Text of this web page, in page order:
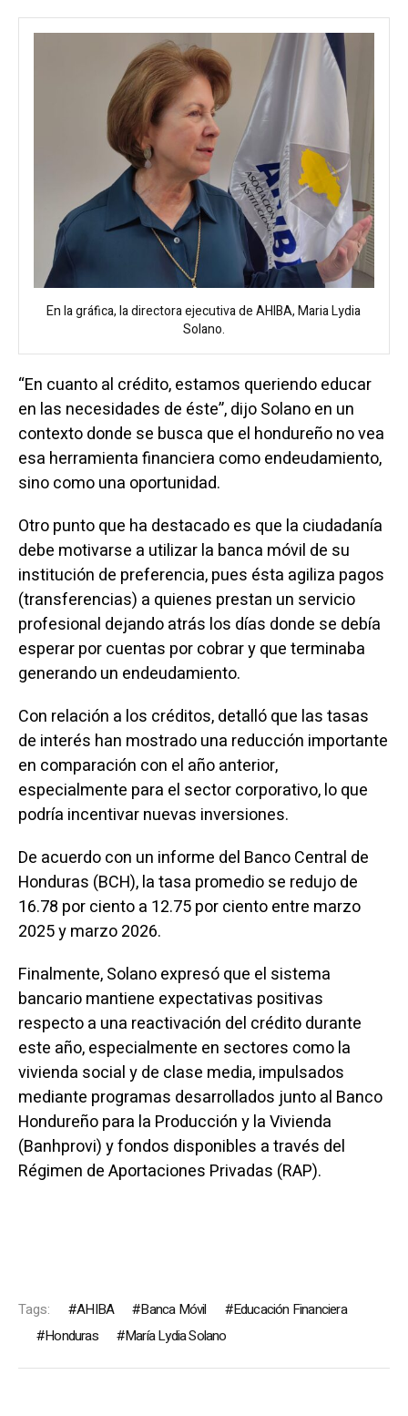
En la gráfica, la directora ejecutiva de AHIBA, Maria Lydia
Solano.
“En cuanto al crédito, estamos queriendo educar
en las necesidades de éste”, dijo Solano en un
contexto donde se busca que el hondureño no vea
esa herramienta financiera como endeudamiento,
sino como una oportunidad.
Otro punto que ha destacado es que la ciudadanía
debe motivarse a utilizar la banca móvil de su
institución de preferencia, pues ésta agiliza pagos
(transferencias) a quienes prestan un servicio
profesional dejando atrás los días donde se debía
esperar por cuentas por cobrar y que terminaba
generando un endeudamiento.
Con relación a los créditos, detalló que las tasas
de interés han mostrado una reducción importante
en comparación con el año anterior,
especialmente para el sector corporativo, lo que
podría incentivar nuevas inversiones.
De acuerdo con un informe del Banco Central de
Honduras (BCH), la tasa promedio se redujo de
16.78 por ciento a 12.75 por ciento entre marzo
2025 y marzo 2026.
Finalmente, Solano expresó que el sistema
bancario mantiene expectativas positivas
respecto a una reactivación del crédito durante
este año, especialmente en sectores como la
vivienda social y de clase media, impulsados
mediante programas desarrollados junto al Banco
Hondureño para la Producción y la Vivienda
(Banhprovi) y fondos disponibles a través del
Régimen de Aportaciones Privadas (RAP).
Tags: AHIBA Banca Móvil
Educación Financiera
Honduras
María Lydia Solano